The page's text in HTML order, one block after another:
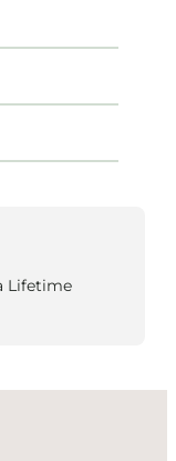
Lifetime